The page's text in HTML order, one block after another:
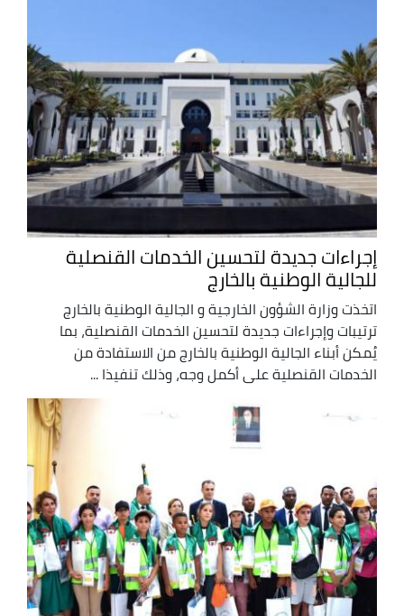
إجراءات جديدة لتحسين الخدمات القنصلية
للجالية الوطنية بالخارج
اتخذت وزارة الشؤون الخارجية و الجالية الوطنية بالخارج
ترتيبات وإجراءات جديدة لتحسين الخدمات القنصلية، بما
يُمكن أبناء الجالية الوطنية بالخارج من الاستفادة من
الخدمات القنصلية على أكمل وجه، وذلك تنفيذا ...